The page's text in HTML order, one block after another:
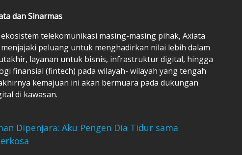
dan Sinarmas
telekomunikasi masing-masing pihak, Axiata
peluang untuk menghadirkan nilai lebih dalam
layanan untuk bisnis, infrastruktur digital, hingga
finansial (fintech) pada wilayah- wilayah yang tengah
kemajuan ini akan bermuara pada dukungan
di kawasan.
Dipenjara: Aku Pengen Dia Tidur sama